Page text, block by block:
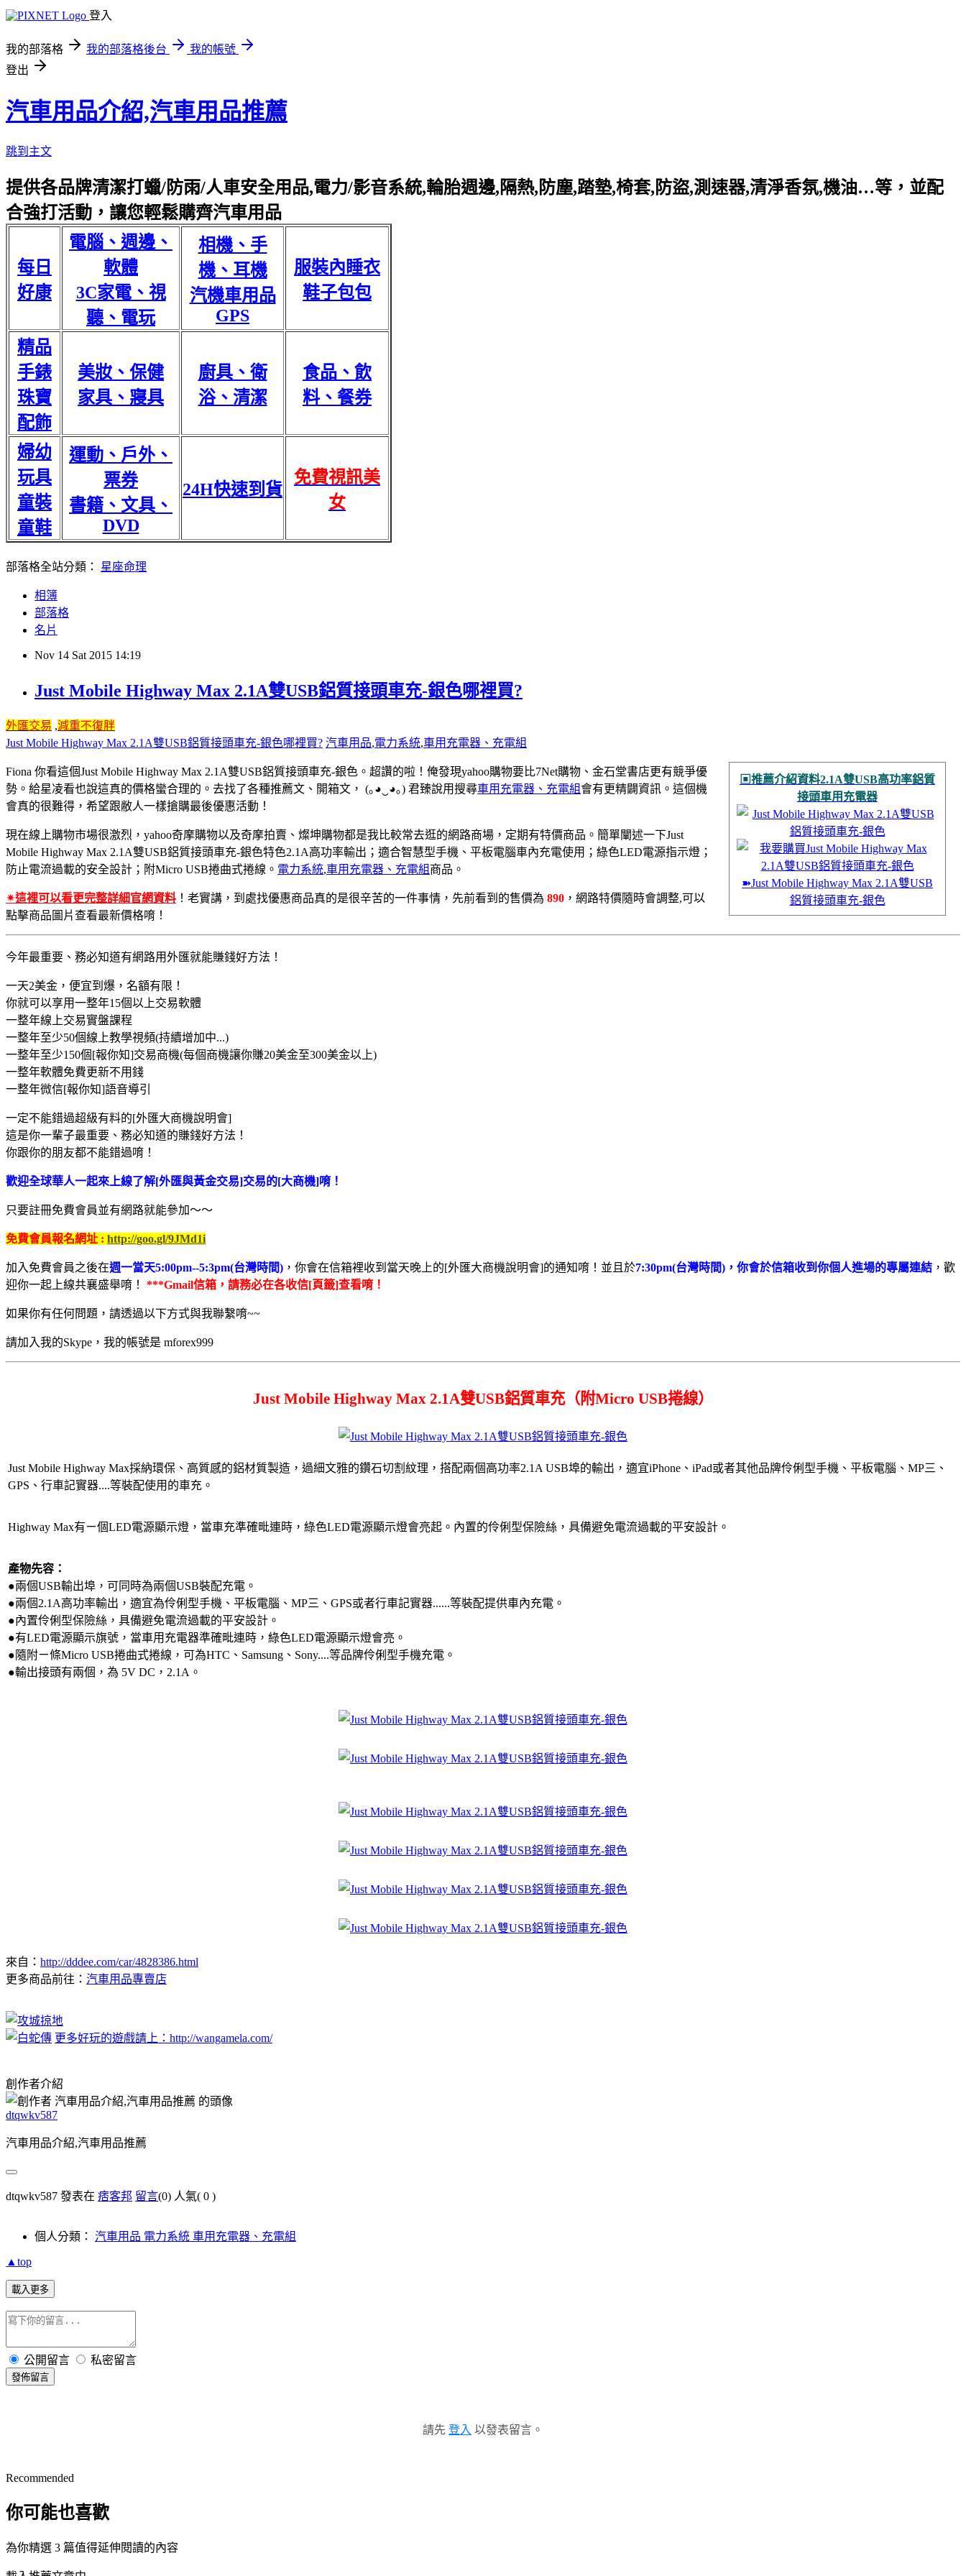
登入
我的部落格 我的部落格後台
我的帳號
登出
汽車用品介紹,汽車用品推薦
跳到主文
提供各品牌清潔打蠟/防雨/人車安全用品,電力/影音系統,輪胎週邊,隔熱,防塵,踏墊,椅套,防盜,測速器,清淨香氛,機油…等，並配
合強打活動，讓您輕鬆購齊汽車用品
每日
好康
電腦、週邊、
軟體
3C家電、視
聽、電玩
相機、手
機、耳機
汽機車用品
GPS
服裝內睡衣
鞋子包包
精品
手錶
珠寶
配飾
美妝、保健
家具、寢具
廚具、衛
浴、清潔
食品、飲
料、餐券
婦幼
玩具
童裝
童鞋
運動、戶外、
票券
書籍、文具、
DVD
24H快速到貨
免費視訊美
女
部落格全站分類： 星座命理
相簿
部落格
名片
Nov 14 Sat 2015 14:19
Just Mobile Highway Max 2.1A雙USB鋁質接頭車充-銀色哪裡買?
外匯交易 ,減重不復胖
Just Mobile Highway Max 2.1A雙USB鋁質接頭車充-銀色哪裡買? 汽車用品,電力系統,車用充電器、充電組
▣推薦介紹資料2.1A雙USB高功率鋁質
接頭車用充電器
➽Just Mobile Highway Max 2.1A雙USB
鋁質接頭車充-銀色
Fiona 你看這個Just Mobile Highway Max 2.1A雙USB鋁質接頭車充-銀色。超讚的啦！ 俺發現yahoo購物要比7Net購物、金石堂書店更有競爭優
勢。給星凌看也說這真的價格蠻合理的。去找了各種推薦文、開箱文， (｡◕‿◕｡) 君臻說用搜尋車用充電器、充電組會有更精闢資訊。這個機
會真的很難得，希望跟敝人一樣搶購最後優惠活動！
現在線上購物市場很激烈，yahoo奇摩購物以及奇摩拍賣、燦坤購物都是我比較常去逛的網路商場，定期有特價商品。簡單闡述一下Just
Mobile Highway Max 2.1A雙USB鋁質接頭車充-銀色特色2.1A高功率輸出；適合智慧型手機、平板電腦車內充電使用；綠色LED電源指示燈；
防止電流過載的安全設計；附Micro USB捲曲式捲線。 電力系統,車用充電器、充電組商品。
✴這裡可以看更完整詳細官網資料 ！老實講，到處找優惠商品真的是很辛苦的一件事情，先前看到的售價為 890 ，網路特價隨時會調整,可以
點擊商品圖片查看最新價格唷！
今年最重要、務必知​道有網路用外匯就能賺錢好方法！
一天2美金，便宜到爆，名額有限！
你就可以享用一整年15個以上交易軟體
一整年線上交易實盤課程
一整年至少50個線上教學視頻(持續增加中...)
一整年至少150個[報你知]交易商機(每個商機讓你賺20美金至300美金以上)
一整年軟體免費更新不用錢
一整年微信[報你知]語音導引
一定不能錯過超級有料的[外匯大商機說明會]
這是你一輩子最重要、務必知道的賺錢好方法！
你跟你的朋友都不能錯過唷！
歡迎全球華人一起來上線了解[外匯與黃金交易]交易的[大商機]唷！
只要註冊免費會員並有網路就能參加～～
免費會員報名網址 : http://goo.gl/9JMd1i
加入免費會員之後在週一當天5:00pm--5:3pm(台灣時間) ，你會在信箱裡收到當天晚上的[外匯大商機說明會]的通知唷！並且於7:30pm(台灣時間)，你會於信箱收到你個人進場的專屬連結 ，歡
迎你一起上線共襄盛舉唷！ ***Gmail信箱，請務必在各收信[頁籤]查看唷！
如果你有任何問題，請透過以下方式與我聯繫唷~~
請加入我的Skype，我的帳號是 mforex999
Just Mobile Highway Max 2.1A雙USB鋁質車充（附Micro USB捲線）
Just Mobile Highway Max採納環保、高質感的鋁材質製造，過細文雅的鑽石切割紋理，搭配兩個高功率2.1A USB埠的輸出，適宜iPhone、iPad或者其他品牌伶俐型手機、平板電腦、MP三、
GPS、行車記實器....等裝配使用的車充。
Highway Max有ㄧ個LED電源顯示燈，當車充準確毗連時，綠色LED電源顯示燈會亮起。內置的伶俐型保險絲，具備避免電流過載的平安設計。
產物先容：
●兩個USB輸出埠，可同時為兩個USB裝配充電。
●兩個2.1A高功率輸出，適宜為伶俐型手機、平板電腦、MP三、GPS或者行車記實器......等裝配提供車內充電。
●內置伶俐型保險絲，具備避免電流過載的平安設計。
●有LED電源顯示旗號，當車用充電器準確毗連時，綠色LED電源顯示燈會亮。
●隨附ㄧ條Micro USB捲曲式捲線，可為HTC、Samsung、Sony....等品牌伶俐型手機充電。
●輸出接頭有兩個，為 5V DC，2.1A。
來自： http://dddee.com/car/4828386.html
更多商品前往： 汽車用品專賣店
更多好玩的遊戲請上：http://wangamela.com/
創作者介紹
dtqwkv587
汽車用品介紹,汽車用品推薦
dtqwkv587 發表在 痞客邦 留言(0) 人氣( 0 )
個人分類： 汽車用品 電力系統 車用充電器、充電組
▲top
載入更多
公開留言 私密留言
發佈留言
請先 登入 以發表留言。
Recommended
你可能也喜歡
為你精選 3 篇值得延伸閱讀的內容